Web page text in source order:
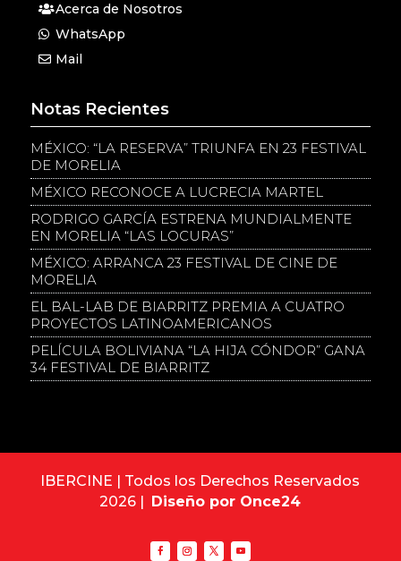
Acerca de Nosotros
WhatsApp
Mail
Notas Recientes
MÉXICO: “LA RESERVA” TRIUNFA EN 23 FESTIVAL
DE MORELIA
MÉXICO RECONOCE A LUCRECIA MARTEL
RODRIGO GARCÍA ESTRENA MUNDIALMENTE
EN MORELIA “LAS LOCURAS”
MÉXICO: ARRANCA 23 FESTIVAL DE CINE DE
MORELIA
EL BAL-LAB DE BIARRITZ PREMIA A CUATRO
PROYECTOS LATINOAMERICANOS
PELÍCULA BOLIVIANA “LA HIJA CÓNDOR” GANA
34 FESTIVAL DE BIARRITZ
IBERCINE | Todos los Derechos Reservados
2026 | Diseño por Once24